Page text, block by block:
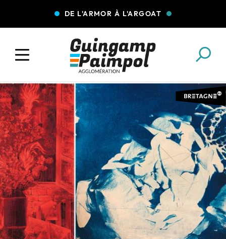
DE L'ARMOR À L'ARGOAT
COLLECTE DES DÉCHETS EAU ET ASSAINISSEMENT
ENFANCE JEUNESSE L'AGGLO' RECRUTE
ASSOCIATIONS PISCINES